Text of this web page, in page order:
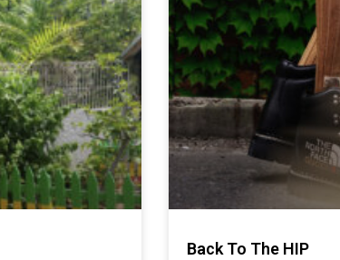
Back To The HIP